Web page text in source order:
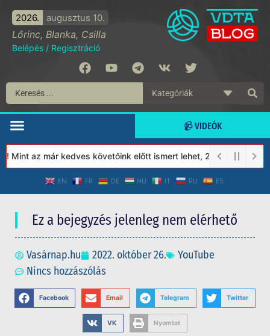
2026. augusztus 10.
Lőrinc, Blanka, Csilla
Belépés / Regisztráció
📹 VIDEÓK
az már kedves követőink előtt ismert lehet, 2023-tól a
EN FR DE HU IT RU ES
Ez a bejegyzés jelenleg nem elérhető
Vasárnap.hu 2022. október 26.
YouTube
Nincs hozzászólás
Facebook Email Telegram Twitter
VK Nyomtat